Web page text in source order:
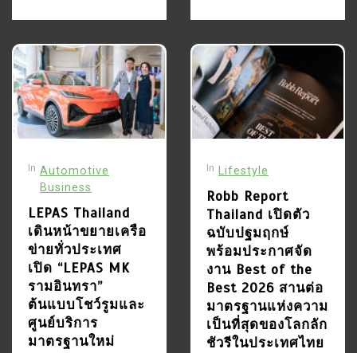
บี.กริม ผนึกกำลังครั้งสำคัญ
ร่วม ไอเน็ต ตั้งบริษัทร่วมทุน
“บี.กริม ไอเน็ต” พัฒนา
โครงสร้างพื้นฐานดิจิทัล
และแพลตฟอร์มเทคโนโลยี
ครบวงจรรายแรก มุ่งสู่
อนาคตในไทย และระดับ
ภูมิภาคพร้อมขับเคลื่อน
อธิปไตยดิจิทัลของไทย
จากหลากหลายแบรนด์
2
บี.กริม และ บางกอกโพสต์
เดินหน้าส่งต่อพลังแห่งการ
ให้ ผ่าน Bangkok Post
International Mini
Marathon 2026 Run For
Nurses สนับสนุนนักเรียน
พยาบาล และสมทบทุน “ทุน
การศึกษาสมเด็จย่า 90”
July 21, 2026 18 words
LEPAS Thailand เดินหน้า
ขยายเครือข่ายทั่วประเทศ
เปิด “LEPAS MK
รามอินทรา” ต้นแบบโชว์รูม
In Automotive
Business
LEPAS Thailand
เดินหน้าขยายเครือ
ข่ายทั่วประเทศ
เปิด “LEPAS MK
รามอินทรา”
ต้นแบบโชว์รูมและ
ศูนย์บริการ
มาตรฐานใหม่
In Lifestyle
Robb Report
Thailand เปิดตัว
ฉบับปฐมฤกษ์
พร้อมประกาศจัด
งาน Best of the
Best 2026 สานต่อ
มาตรฐานแห่งความ
เป็นที่สุดของโลกลัก
ชัวรีในประเทศไทย